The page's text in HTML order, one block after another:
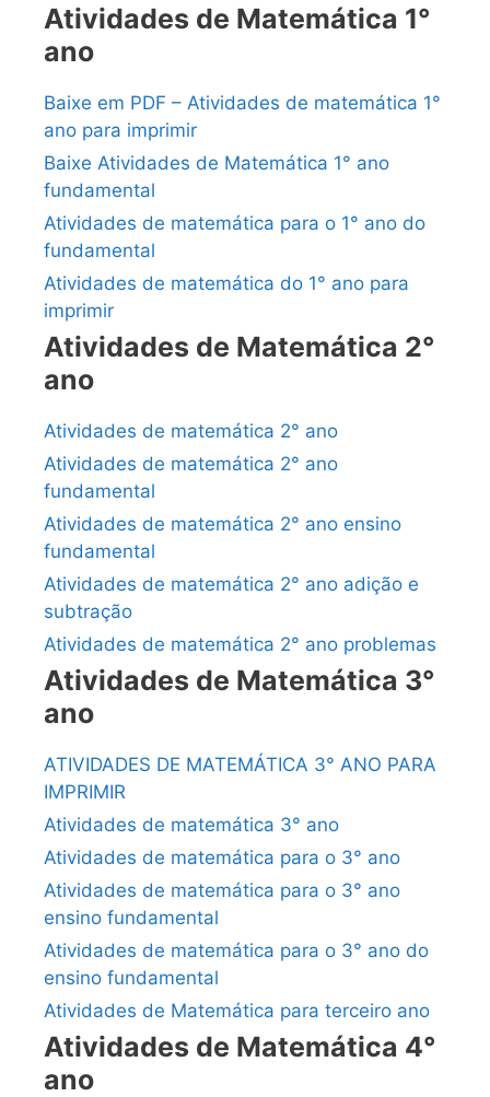
Atividades de Matemática 1°
ano
Baixe em PDF – Atividades de matemática 1°
ano para imprimir
Baixe Atividades de Matemática 1° ano
fundamental
Atividades de matemática para o 1° ano do
fundamental
Atividades de matemática do 1° ano para
imprimir
Atividades de Matemática 2°
ano
Atividades de matemática 2° ano
Atividades de matemática 2° ano
fundamental
Atividades de matemática 2° ano ensino
fundamental
Atividades de matemática 2° ano adição e
subtração
Atividades de matemática 2° ano problemas
Atividades de Matemática 3°
ano
ATIVIDADES DE MATEMÁTICA 3° ANO PARA
IMPRIMIR
Atividades de matemática 3° ano
Atividades de matemática para o 3° ano
Atividades de matemática para o 3° ano
ensino fundamental
Atividades de matemática para o 3° ano do
ensino fundamental
Atividades de Matemática para terceiro ano
Atividades de Matemática 4°
ano